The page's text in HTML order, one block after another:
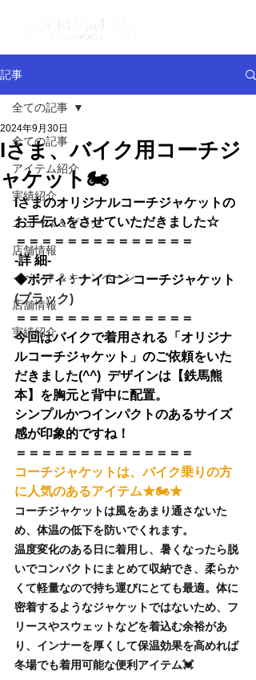
記事
全ての記事
アイテム紹介
実績紹介
ニュース＆ブログ
店舗情報
イベント＆キャンペーン
店舗情報
実績紹介
全ての記事
Iさま、バイク用コーチジ
ャケット🏍
2024年9月30日
Iさまのオリジナルコーチジャケットの
お手伝いをさせていただきました☆
＝＝＝＝＝＝＝＝＝＝＝＝＝＝
-詳 細-
◆ボディ：ナイロン コーチジャケット
(ブラック)
＝＝＝＝＝＝＝＝＝＝＝＝＝＝
今回はバイクで着用される「オリジナ
ルコーチジャケット」のご依頼をいた
だきました(^^)  デザインは【鉄馬熊
本】を胸元と背中に配置。
シンプルかつインパクトのあるサイズ
感が印象的ですね！
＝＝＝＝＝＝＝＝＝＝＝＝＝＝
コーチジャケットは、バイク乗りの方
に人気のあるアイテム★🏍★
コーチジャケットは風をあまり通さないた
め、体温の低下を防いでくれます。
温度変化のある日に着用し、暑くなったら脱
いでコンパクトにまとめて収納でき、柔らか
くて軽量なので持ち運びにとても最適。体に
密着するようなジャケットではないため、フ
リースやスウェットなどを着込む余裕があ
り、インナーを厚くして保温効果を高めれば
冬場でも着用可能な便利アイテム💓